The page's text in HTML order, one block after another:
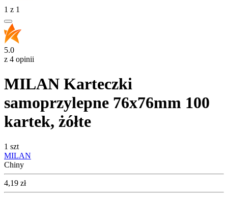
1 z 1
5.0
z 4 opinii
MILAN Karteczki
samoprzylepne 76x76mm 100
kartek, żółte
1 szt
MILAN
Chiny
Cena
4,19 zł